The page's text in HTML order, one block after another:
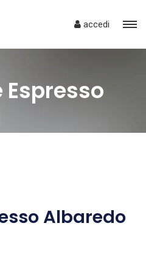
accedi
Albaredo